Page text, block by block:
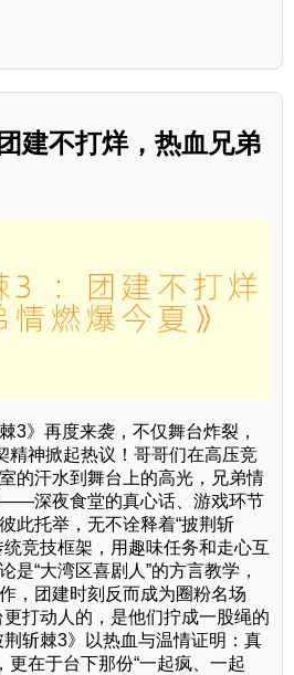
建不打烊，热血兄弟
3》再度来袭，不仅舞台炸裂，
精神掀起热议！哥哥们在高压竞
的汗水到舞台上的高光，兄弟情
深夜食堂的真心话、游戏环节
此托举，无不诠释着“披荆斩
竞技框架，用趣味任务和走心互
是“大湾区喜剧人”的方言教学，
，团建时刻反而成为圈粉名场
打动人的，是他们拧成一股绳的
荆斩棘3》以热血与温情证明：真
更在于台下那份“一起疯、一起